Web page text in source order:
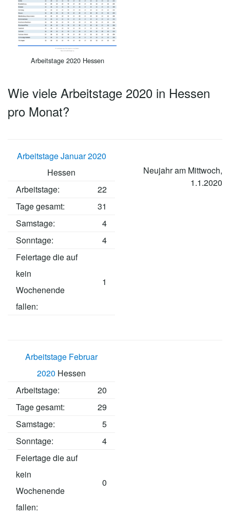
Arbeitstage 2020 Hessen
Wie viele Arbeitstage 2020 in Hessen
pro Monat?
Arbeitstage Januar 2020
Hessen
Arbeitstage:
22
Tage gesamt:
31
Samstage:
4
Sonntage:
4
Feiertage die auf
kein
Wochenende
fallen:
1
Neujahr am Mittwoch,
1.1.2020
Arbeitstage Februar
2020 Hessen
Arbeitstage:
20
Tage gesamt:
29
Samstage:
5
Sonntage:
4
Feiertage die auf
kein
Wochenende
fallen:
0